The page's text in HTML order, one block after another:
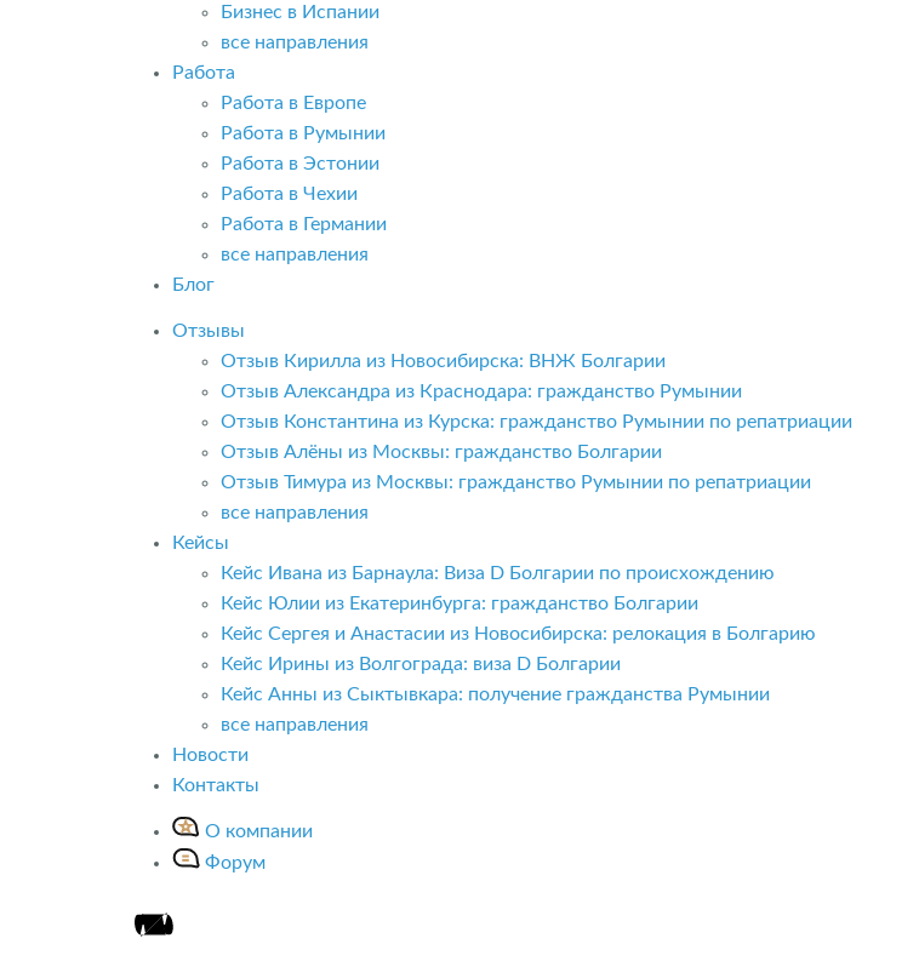
Бизнес в Испании
все направления
Работа
Работа в Европе
Работа в Румынии
Работа в Эстонии
Работа в Чехии
Работа в Германии
все направления
Блог
Отзывы
Отзыв Кирилла из Новосибирска: ВНЖ Болгарии
Отзыв Александра из Краснодара: гражданство Румынии
Отзыв Константина из Курска: гражданство Румынии по репатриации
Отзыв Алёны из Москвы: гражданство Болгарии
Отзыв Тимура из Москвы: гражданство Румынии по репатриации
все направления
Кейсы
Кейс Ивана из Барнаула: Виза D Болгарии по происхождению
Кейс Юлии из Екатеринбурга: гражданство Болгарии
Кейс Сергея и Анастасии из Новосибирска: релокация в Болгарию
Кейс Ирины из Волгограда: виза D Болгарии
Кейс Анны из Сыктывкара: получение гражданства Румынии
все направления
Новости
Контакты
О компании
Форум